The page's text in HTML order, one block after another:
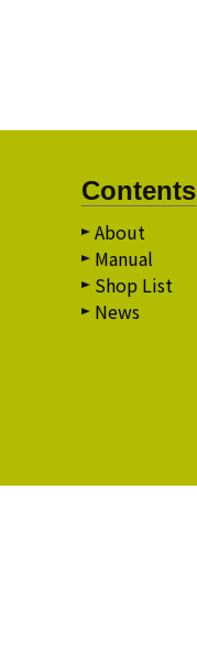
Contents
About
Manual
Shop List
News